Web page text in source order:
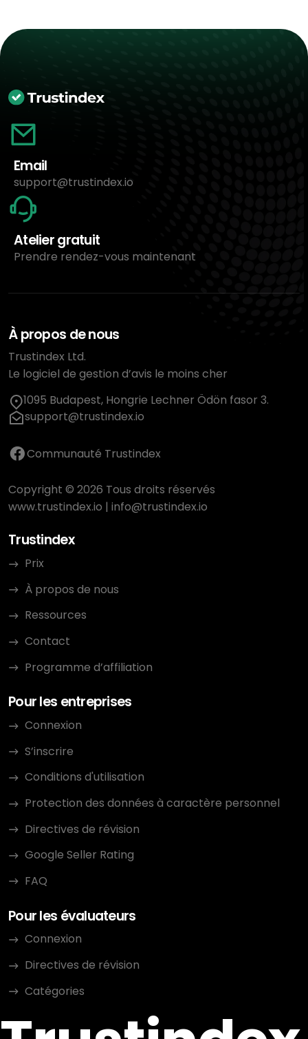
Email
support@trustindex.io
Atelier gratuit
Prendre rendez-vous maintenant
À propos de nous
Trustindex Ltd.
Le logiciel de gestion d’avis le moins cher
1095 Budapest, Hongrie Lechner Ödön fasor 3.
support@trustindex.io
Communauté Trustindex
Copyright © 2026 Tous droits réservés
www.trustindex.io | info@trustindex.io
Trustindex
Prix
À propos de nous
Ressources
Contact
Programme d’affiliation
Pour les entreprises
Connexion
S’inscrire
Conditions d'utilisation
Protection des données à caractère personnel
Directives de révision
Google Seller Rating
FAQ
Pour les évaluateurs
Connexion
Directives de révision
Catégories